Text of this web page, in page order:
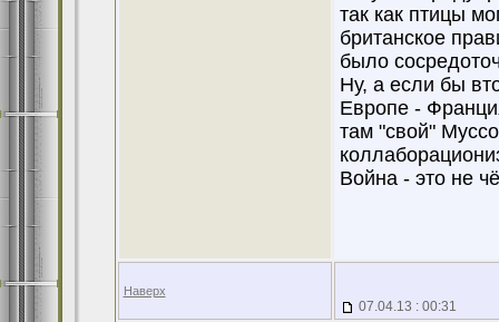
так как птицы
британское
было
Ну, а если бы
Европе -
там "свой"
Война - это не
Наверх
07.04.13 : 00:31